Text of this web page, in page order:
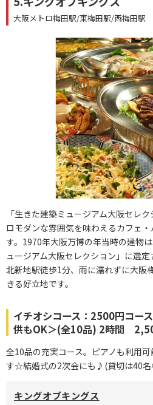
大阪メトロ梅田駅/東梅田駅/西梅田駅
「生きた建築ミュージアム大阪セレ
ロモダンな雰囲気を味わえるカフェ
す。1970年大阪万博の年当時の建物
ュージアム大阪セレクション」に選定
北新地駅徒歩1分、雨に濡れずに大阪
きる好立地です。
イチオシコース：2500円コー
供もOK＞(全10品) 2時間
全10品の充実コース。ピアノも利用
す☆結婚式の2次会にも♪(貸切は40名
キングオブキングス